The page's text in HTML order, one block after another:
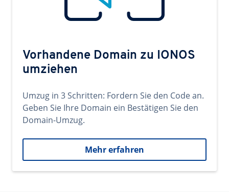
Vorhandene Domain zu IONOS
umziehen
Umzug in 3 Schritten: Fordern Sie den Code an.
Geben Sie Ihre Domain ein Bestätigen Sie den
Domain-Umzug.
Mehr erfahren